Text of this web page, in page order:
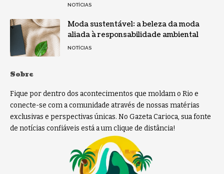
NOTÍCIAS
Moda sustentável: a beleza da moda
aliada à responsabilidade ambiental
NOTÍCIAS
Sobre
Fique por dentro dos acontecimentos que moldam o Rio e
conecte-se com a comunidade através de nossas matérias
exclusivas e perspectivas únicas. No Gazeta Carioca, sua fonte
de notícias confiáveis está a um clique de distância!